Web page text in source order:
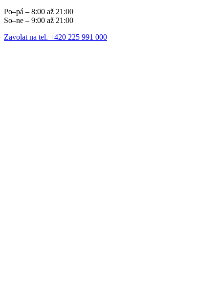
Po–pá – 8:00 až 21:00
So–ne – 9:00 až 21:00
Zavolat na tel. +420 225 991 000